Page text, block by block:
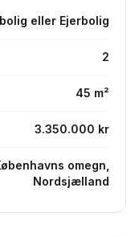
ved de to
evt.
eller Ejerbolig
2
45 m²
3.350.000 kr
omegn,
Nordsjælland